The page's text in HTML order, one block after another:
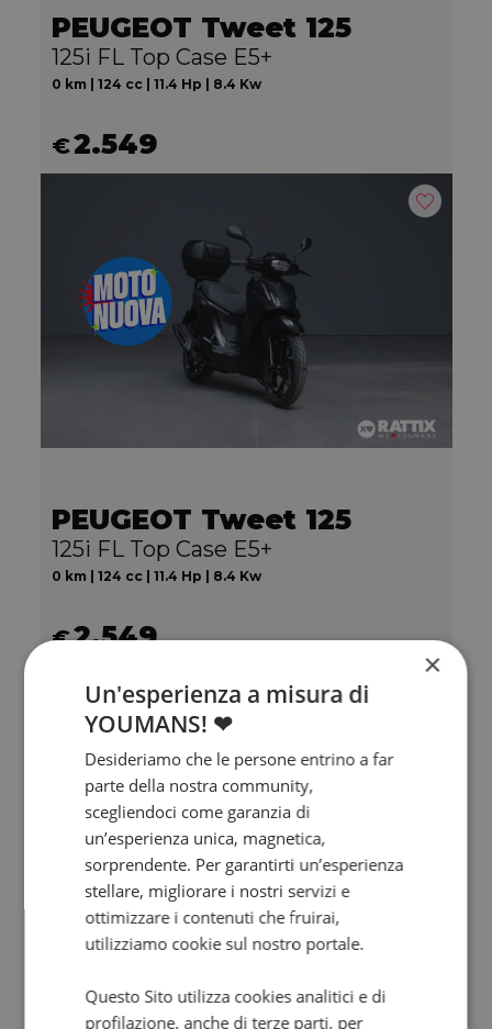
PEUGEOT Tweet 125
125i FL Top Case E5+
0 km | 124 cc | 11.4 Hp | 8.4 Kw
€2.549
PEUGEOT Tweet 125
125i FL Top Case E5+
0 km | 124 cc | 11.4 Hp | 8.4 Kw
€2.549
ZONTES ZT 368 G
×
Un'esperienza a misura di
YOUMANS! ❤
Desideriamo che le persone entrino a far
parte della nostra community,
scegliendoci come garanzia di
un’esperienza unica, magnetica,
sorprendente. Per garantirti un’esperienza
stellare, migliorare i nostri servizi e
ottimizzare i contenuti che fruirai,
utilizziamo cookie sul nostro portale.
Questo Sito utilizza cookies analitici e di
profilazione, anche di terze parti, per